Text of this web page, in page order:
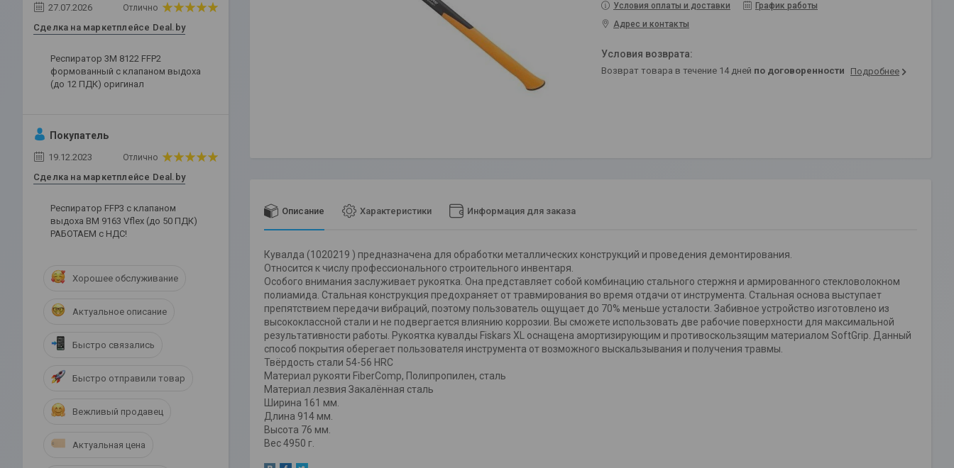
Условия оплаты и доставки
График работы
Адрес и контакты
возврат товара в течение 14 дней по договоренности Подробнее
Описание Характеристики Информация для заказа
Кувалда (1020219 ) предназначена для обработки металлических конструкций и проведения демонтирования.
Относится к числу профессионального строительного инвентаря.
Особого внимания заслуживает рукоятка. Она представляет собой комбинацию стального стержня и армированного стекловолокном
полиамида. Стальная конструкция предохраняет от травмирования во время отдачи от инструмента. Стальная основа выступает
препятствием передачи вибраций, поэтому пользователь ощущает до 70% меньше усталости. Забивное устройство изготовлено из
высококлассной стали и не подвергается влиянию коррозии. Вы сможете использовать две рабочие поверхности для максимальной
результативности работы. Рукоятка кувалды Fiskars XL оснащена амортизирующим и противоскользящим материалом SoftGrip. Данный
способ покрытия оберегает пользователя инструмента от возможного выскальзывания и получения травмы.
Твёрдость стали 54-56 HRC
Материал рукояти FiberComp, Полипропилен, сталь
Материал лезвия Закалённая сталь
Ширина 161 мм.
Длина 914 мм.
Высота 76 мм.
Вес 4950 г.
27.07.2026 Отлично
Сделка на маркетплейсе Deal.by
Респиратор 3М 8122 FFP2
формованный с клапаном выдоха
(до 12 ПДК) оригинал
Покупатель
19.12.2023 Отлично
Сделка на маркетплейсе Deal.by
Респиратор FFP3 c клапаном
выдоха ВМ 9163 Vflex (до 50 ПДК)
РАБОТАЕМ с НДС!
Хорошее обслуживание
Актуальное описание
Быстро связались
Быстро отправили товар
Вежливый продавец
Актуальная цена